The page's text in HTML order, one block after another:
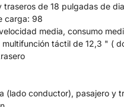
traseros de 18 pulgadas de
carga: 98
media, consumo
táctil de 12,3 " (
(lado conductor), pasajero y